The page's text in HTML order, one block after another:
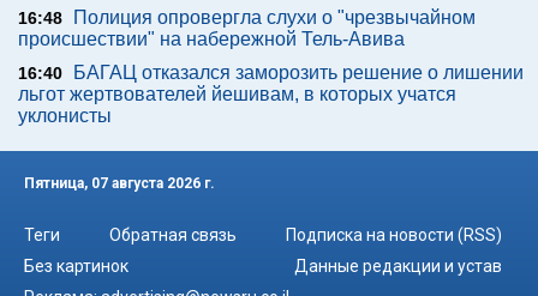
16:48
Полиция опровергла слухи о "чрезвычайном
происшествии" на набережной Тель-Авива
16:40
БАГАЦ отказался заморозить решение о лишении
льгот жертвователей йешивам, в которых учатся
уклонисты
Пятница, 07 августа 2026 г.
Теги Обратная связь
Подписка на новости (RSS)
Без картинок
Данные редакции и устав